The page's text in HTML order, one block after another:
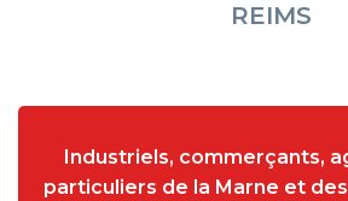
REIMS
Industriels, commerçants,
particuliers de la Marne et